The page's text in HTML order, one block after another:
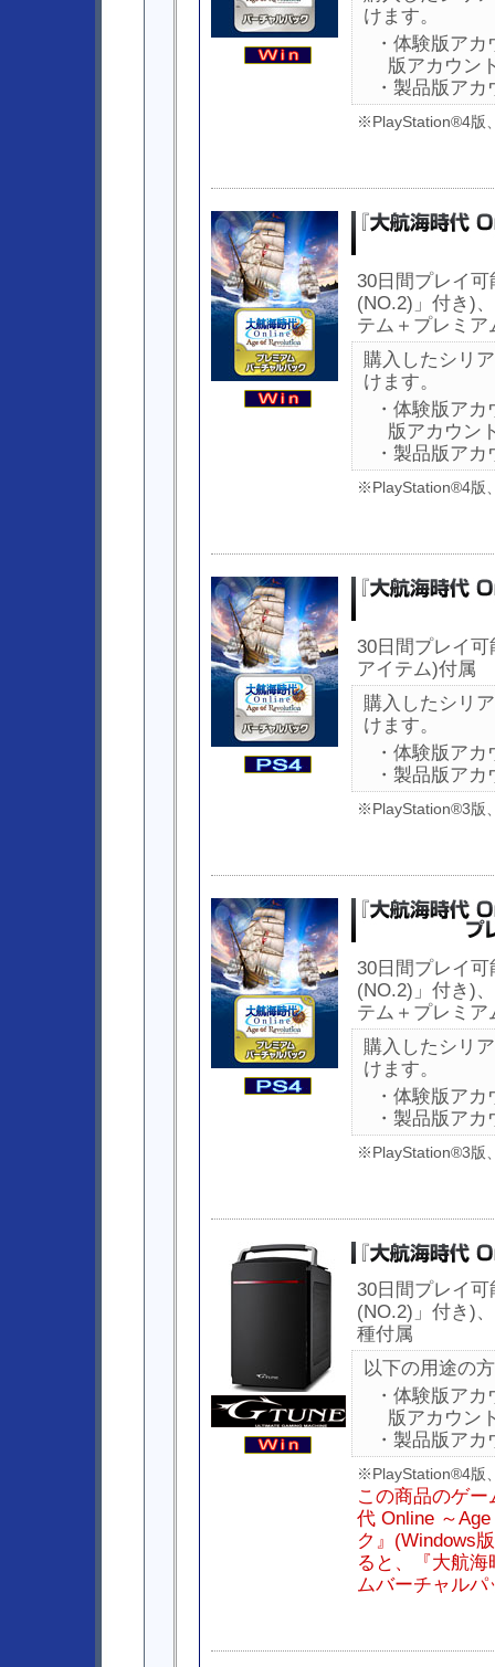
けます。
・体験版ア
版アカウン
・製品版ア
※PlayStation®4版
30日間プレイ
(NO.2)」付き)
テム＋プレミ
購入したシリ
けます。
・体験版ア
版アカウン
・製品版ア
※PlayStation®4版
30日間プレイ
アイテム)付属
購入したシリ
けます。
・体験版ア
・製品版ア
※PlayStation®3版
30日間プレイ
(NO.2)」付き)
テム＋プレミ
購入したシリ
けます。
・体験版ア
・製品版ア
※PlayStation®3版
30日間プレイ
(NO.2)」付き)
種付属
以下の用途の
・体験版ア
版アカウン
・製品版ア
※PlayStation®4版
この商品のゲ
代 Online ～
ク』(Windows
ると、『大航
ムバーチャル